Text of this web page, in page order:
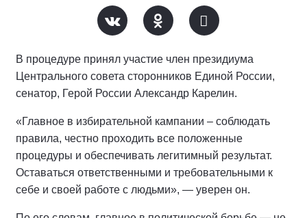
В процедуре принял участие член президиума
Центрального совета сторонников Единой России,
сенатор, Герой России Александр Карелин.
«Главное в избирательной кампании – соблюдать
правила, честно проходить все положенные
процедуры и обеспечивать легитимный результат.
Оставаться ответственными и требовательными к
себе и своей работе с людьми», — уверен он.